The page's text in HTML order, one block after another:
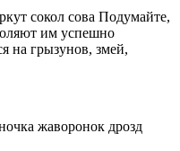
сокол сова Подумайте,
им успешно
на грызунов, змей,
жаворонок дрозд